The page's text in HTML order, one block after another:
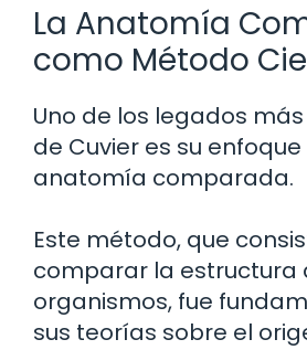
La Anatomía
como Método
Uno de los legados
de Cuvier es su enfoque
anatomía comparada.
Este método, que
comparar la estructura
organismos, fue
sus teorías sobre el